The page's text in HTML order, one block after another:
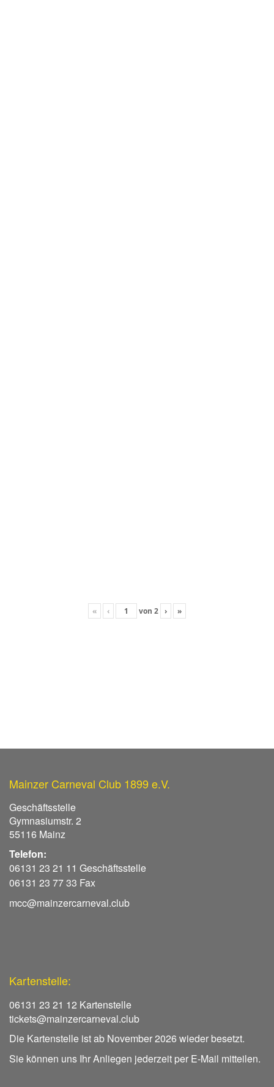
« ‹ von 2 › »
Mainzer Carneval Club 1899 e.V.
Geschäftsstelle
Gymnasiumstr. 2
55116 Mainz
Telefon:
06131 23 21 11 Geschäftsstelle
06131 23 77 33 Fax
mcc@mainzercarneval.club
Kartenstelle:
06131 23 21 12 Kartenstelle
tickets@mainzercarneval.club
Die Kartenstelle ist ab November 2026 wieder besetzt.
Sie können uns Ihr Anliegen jederzeit per E-Mail mitteilen.